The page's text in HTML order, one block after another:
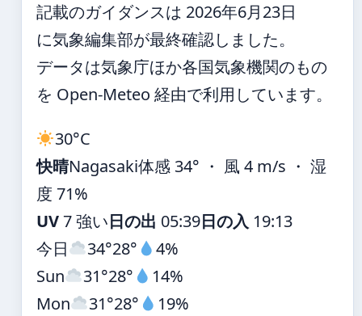
記載のガイダンスは 2026年6月23日
に気象編集部が最終確認しました。
データは気象庁ほか各国気象機関のもの
を Open-Meteo 経由で利用しています。
30°C
快晴Nagasaki体感 34° ・ 風 4 m/s ・ 湿
度 71%
UV7 強い日の出 05:39日の入 19:13
今日
34°28°
4%
Sun
31°28°
14%
Mon
31°28°
19%